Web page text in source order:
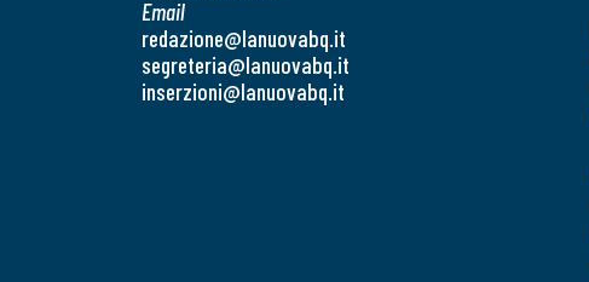
Email
redazione@lanuovabq.it
segreteria@lanuovabq.it
inserzioni@lanuovabq.it